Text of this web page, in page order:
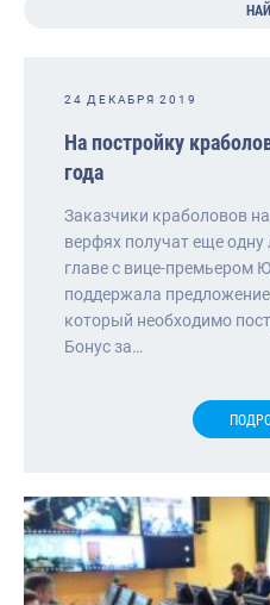
24 ДЕКАБРЯ 2019
На постройку
года
Заказчики краболовов
верфях получат еще
главе с вице-премьером
поддержала предложение
который необходимо
Бонус за…